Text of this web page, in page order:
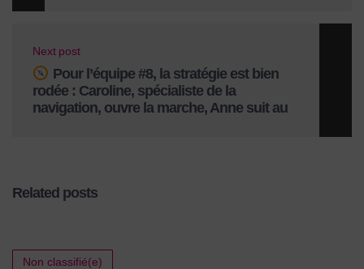
Next post
Pour l’équipe #8, la stratégie est bien
rodée : Caroline, spécialiste de la
navigation, ouvre la marche, Anne suit au
Related posts
Non classifié(e)